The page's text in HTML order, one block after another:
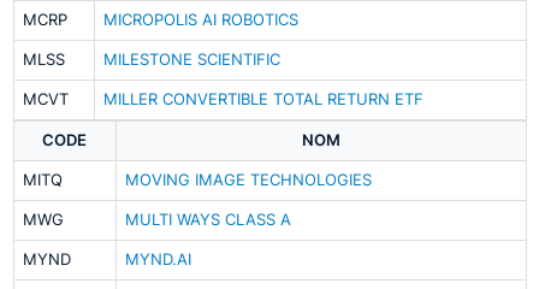
MCRP MICROPOLIS AI ROBOTICS
MLSS MILESTONE SCIENTIFIC
MCVT MILLER CONVERTIBLE TOTAL RETURN ETF
CODE NOM
MITQ MOVING IMAGE TECHNOLOGIES
MWG MULTI WAYS CLASS A
MYND MYND.AI